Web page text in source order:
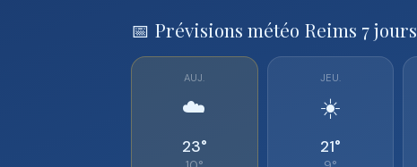
📅 Prévisions météo Reims 7 jours
AUJ.
☁️
23°
JEU.
☀️
21°